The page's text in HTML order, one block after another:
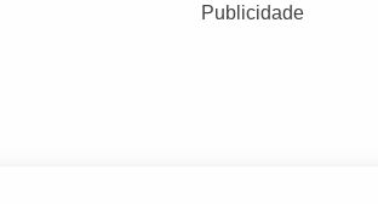
Publicidade